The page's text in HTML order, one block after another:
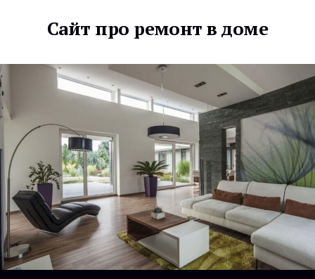
Сайт про ремонт в доме